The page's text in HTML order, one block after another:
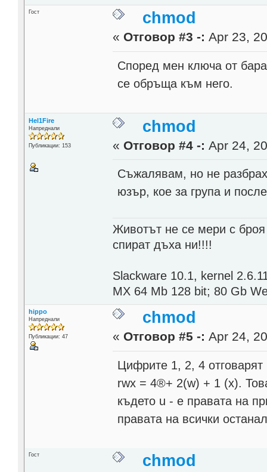
Гост chmod
« Отговор #3 -: Apr 23,
Според мен ключа от
се обръща към него.
Hel1Fire
Напреднали
Публикации: 153
chmod
« Отговор #4 -: Apr 24,
Съжалявам, но не
юзър, кое за група и
Животът не се мери с
спират дъха ни!!!!
Slackware 10.1, kernel
MX 64 Mb 128 bit; 80 Gb
hippo
Напреднали
Публикации: 47
chmod
« Отговор #5 -: Apr 24,
Цифрите 1, 2, 4
rwx = 4®+ 2(w) + 1 (x).
където u - е правата на
правата на всички
Гост chmod